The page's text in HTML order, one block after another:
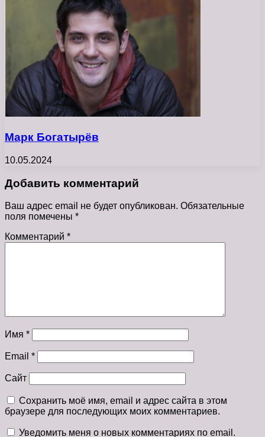
Марк Богатырёв
10.05.2024
Добавить комментарий
Ваш адрес email не будет опубликован. Обязательные
поля помечены *
Комментарий *
Имя *
Email *
Сайт
Сохранить моё имя, email и адрес сайта в этом
браузере для последующих моих комментариев.
Уведомить меня о новых комментариях по email.